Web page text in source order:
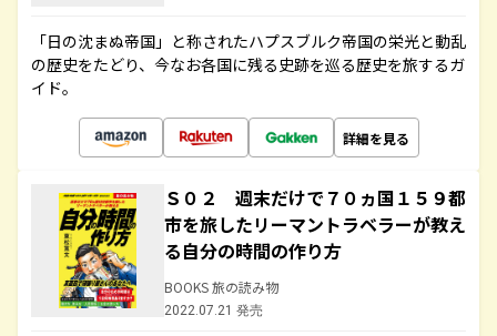
「日の沈まぬ帝国」と称されたハプスブルク帝国の栄光と動乱
の歴史をたどり、今なお各国に残る史跡を巡る歴史を旅するガ
イド。
詳細を見る
Ｓ０２ 週末だけで７０ヵ国１５９都
市を旅したリーマントラベラーが教え
る自分の時間の作り方
BOOKS 旅の読み物
2022.07.21 発売